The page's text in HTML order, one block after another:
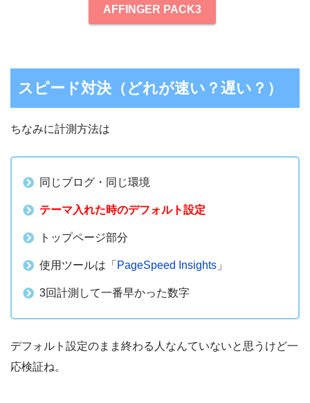
AFFINGER PACK3
スピード対決（どれが速い？遅い？）
ちなみに計測方法は
同じブログ・同じ環境
テーマ入れた時のデフォルト設定
トップページ部分
使用ツールは「 PageSpeed Insights 」
3回計測して一番早かった数字
デフォルト設定のまま終わる人なんていないと思うけど一
応検証ね。